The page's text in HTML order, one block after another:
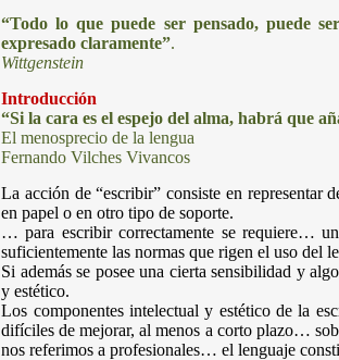
“Todo lo que puede ser pensado, puede
expresado claramente”.
Wittgenstein
Introducción
“Si la cara es el espejo del alma, habrá que
El menosprecio de la lengua
Fernando Vilches Vivancos
La acción de “escribir” consiste en representar
en papel o en otro tipo de soporte.
… para escribir correctamente se requiere…
suficientemente las normas que rigen el uso del
Si además se posee una cierta sensibilidad y
y estético.
Los componentes intelectual y estético de la
difíciles de mejorar, al menos a corto plazo…
nos referimos a profesionales… el lenguaje